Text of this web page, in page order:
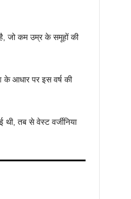
है, जो कम उम्र के समूहों की
के आधार पर इस वर्ष की
थी, तब से वेस्ट वर्जीनिया